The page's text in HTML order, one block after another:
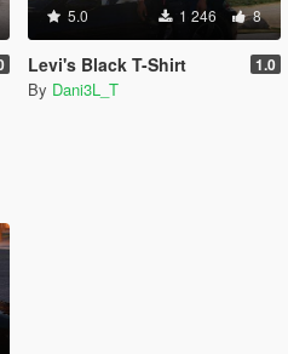
5.0 1 246 8
Levi's Black T-Shirt 1.0
By Dani3L_T